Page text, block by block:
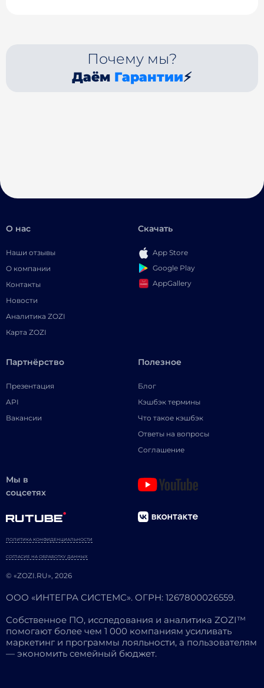
Почему мы?
Даём Гарантии⚡
О нас
Наши отзывы
О компании
Контакты
Новости
Аналитика ZOZI
Карта ZOZI
Скачать
App Store
Google Play
AppGallery
Партнёрство
Презентация
API
Вакансии
Полезное
Блог
Кэшбэк термины
Что такое кэшбэк
Ответы на вопросы
Соглашение
Мы в
соцсетях
© «ZOZI.RU», 2026
ПОЛИТИКА КОНФИДЕНЦИАЛЬНОСТИ
СОГЛАСИЕ НА ОБРАБОТКУ ДАННЫХ
ООО «ИНТЕГРА СИСТЕМС». ОГРН: 1267800026559.
Собственное ПО, исследования и аналитика ZOZI™
помогают более чем 1 000 компаниям усиливать
маркетинг и программы лояльности, а пользователям
— экономить семейный бюджет.